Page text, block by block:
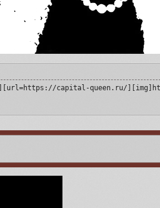
b2/2a/9/316875.png[/img][/
capital-queen.ru/